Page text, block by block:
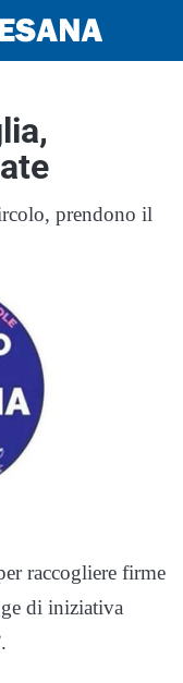
prendono il
raccogliere firme
di iniziativa